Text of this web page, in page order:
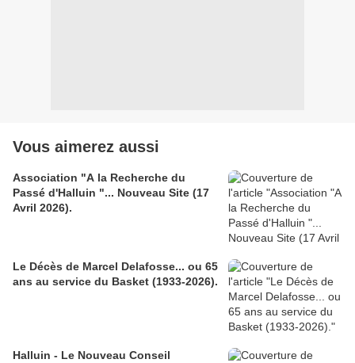
Vous aimerez aussi
Association "A la Recherche du
Passé d'Halluin "... Nouveau Site (17
Avril 2026).
Le Décès de Marcel Delafosse... ou 65
ans au service du Basket (1933-2026).
Halluin - Le Nouveau Conseil